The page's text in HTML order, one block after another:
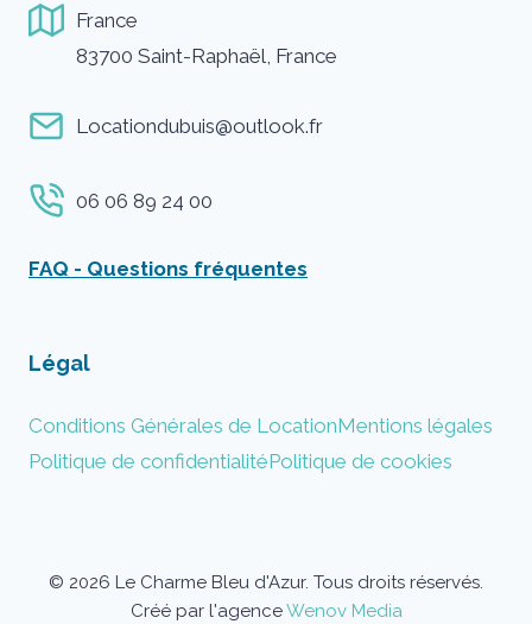
France
83700 Saint-Raphaël, France
Locationdubuis@outlook.fr
06 06 89 24 00
FAQ - Questions fréquentes
Légal
Conditions Générales de LocationMentions légales
Politique de confidentialitéPolitique de cookies
© 2026 Le Charme Bleu d'Azur. Tous droits réservés.
Créé par l'agenceWenov Media